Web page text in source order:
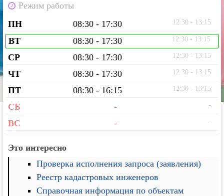
Режим работы
ПН
08:30 - 17:30 12:30 - 13:15
ВТ 08:30 - 17:30 12:30 - 13:15
СР 08:30 - 17:30 12:30 - 13:15
ЧТ 08:30 - 17:30 12:30 - 13:15
ПТ 08:30 - 16:15 12:30 - 13:15
СБ - -
ВС - -
Это интересно
Проверка исполнения запроса (заявления)
Реестр кадастровых инженеров
Справочная информация по объектам